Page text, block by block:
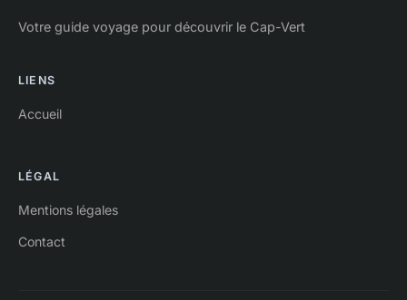
Votre guide voyage pour découvrir le Cap-Vert
LIENS
Accueil
LÉGAL
Mentions légales
Contact